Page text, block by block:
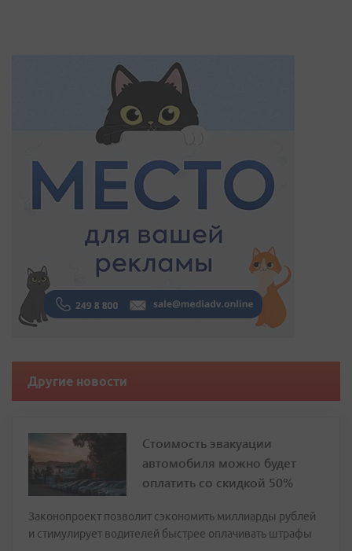
Другие новости
Стоимость эвакуации
автомобиля можно будет
оплатить со скидкой 50%
Законопроект позволит сэкономить миллиарды рублей
и стимулирует водителей быстрее оплачивать штрафы